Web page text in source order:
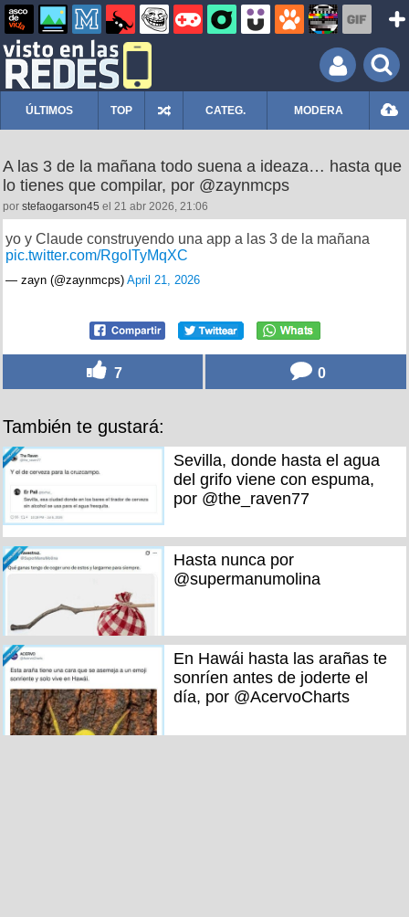
ÚLTIMOS TOP CATEG. MODERA
A las 3 de la mañana todo suena a ideaza… hasta que
lo tienes que compilar, por @zaynmcps
por stefaogarson45 el 21 abr 2026, 21:06
yo y Claude construyendo una app a las 3 de la mañana
pic.twitter.com/RgoITyMqXC
— zayn (@zaynmcps) April 21, 2026
7 0
También te gustará:
Sevilla, donde hasta el agua
del grifo viene con espuma,
por @the_raven77
Hasta nunca por
@supermanumolina
En Hawái hasta las arañas te
sonríen antes de joderte el
día, por @AcervoCharts